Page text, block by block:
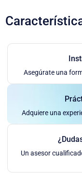
Asegúrate una
Adquiere una
Un asesor